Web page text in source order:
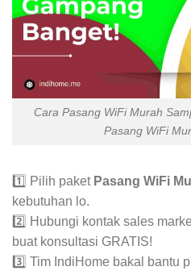
Cara Pasang WiFi Murah
Pasang WiFi
1️⃣ Pilih paket Pasang WiFi
kebutuhan lo.
2️⃣ Hubungi kontak sales
buat konsultasi GRATIS!
3️⃣ Tim IndiHome bakal bantu